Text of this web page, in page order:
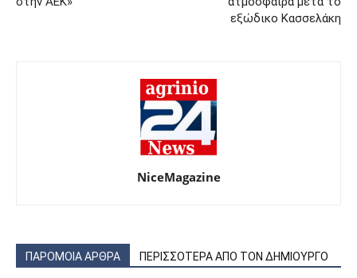
εξώδικο Κασσελάκη
NiceMagazine
ΠΑΡΟΜΟΙΑ ΑΡΘΡΑ ΠΕΡΙΣΣΟΤΕΡΑ ΑΠΟ ΤΟΝ ΔΗΜΙΟΥΡΓΟ